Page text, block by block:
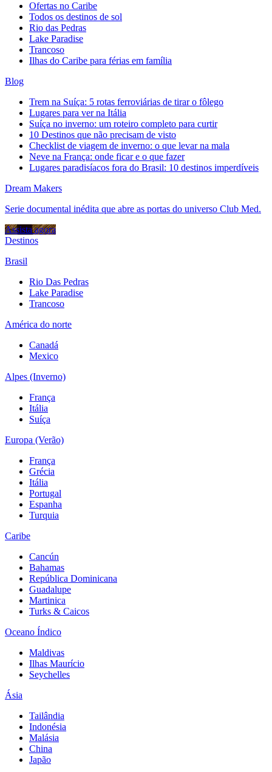
Ofertas no Caribe
Todos os destinos de sol
Rio das Pedras
Lake Paradise
Trancoso
Ilhas do Caribe para férias em família
Blog
Trem na Suíça: 5 rotas ferroviárias de tirar o fôlego
Lugares para ver na Itália
Suíça no inverno: um roteiro completo para curtir
10 Destinos que não precisam de visto
Checklist de viagem de inverno: o que levar na mala
Neve na França: onde ficar e o que fazer
Lugares paradisíacos fora do Brasil: 10 destinos imperdíveis
Dream Makers
Serie documental inédita que abre as portas do universo Club Med.
Assista agora
Destinos
Brasil
Rio Das Pedras
Lake Paradise
Trancoso
América do norte
Canadá
Mexico
Alpes (Inverno)
França
Itália
Suíça
Europa (Verão)
França
Grécia
Itália
Portugal
Espanha
Turquia
Caribe
Cancún
Bahamas
República Dominicana
Guadalupe
Martinica
Turks & Caicos
Oceano Índico
Maldivas
Ilhas Maurício
Seychelles
Ásia
Tailândia
Indonésia
Malásia
China
Japão